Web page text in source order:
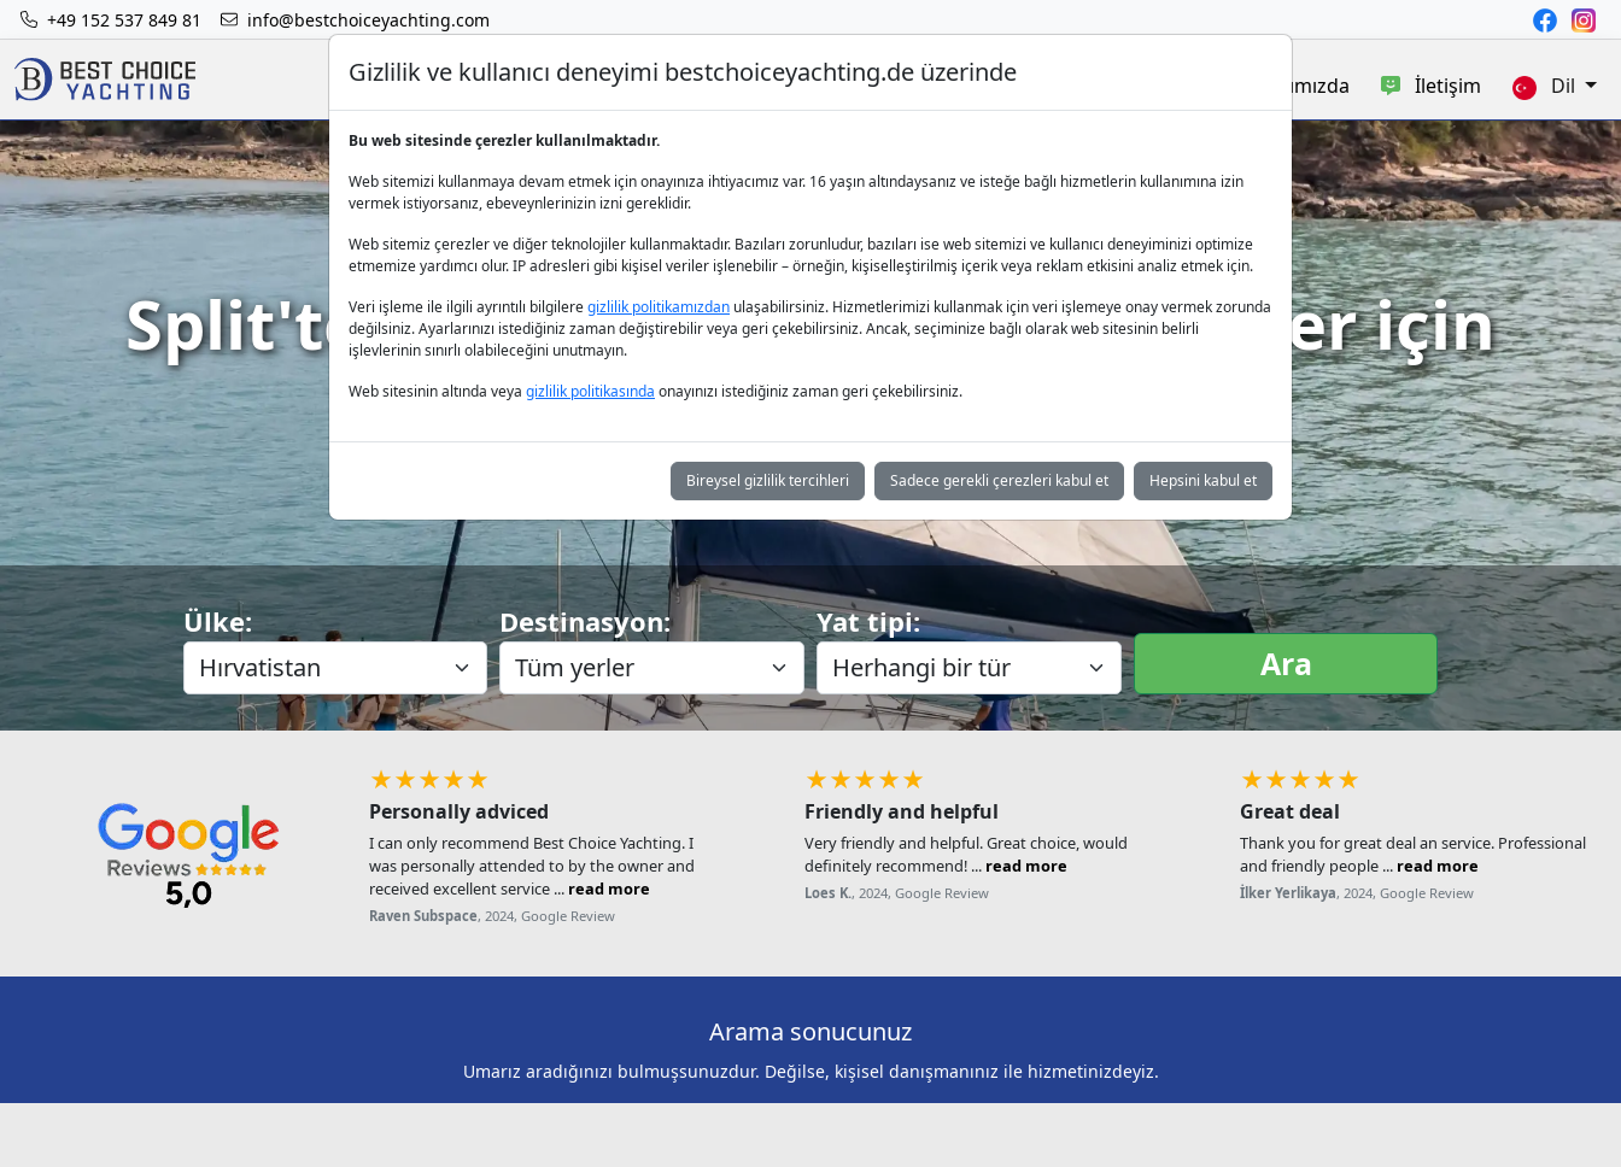
+49 152 537 849 81 info@bestchoiceyachting.com
Lüks Yat Charter Yat Kiralama Hakkımızda İletişim Dil
Split'te Katamaran Kiralama - Aileler için
Mükemmel Seçim
Ülke: Destinasyon: Yat tipi:
Ara
★★★★★
Personally adviced
I can only recommend Best Choice Yachting. I
was personally attended to by the owner and
received excellent service ... read more
Raven Subspace, 2024, Google Review
★★★★★
Friendly and helpful
Very friendly and helpful. Great choice, would
definitely recommend! ... read more
Loes K., 2024, Google Review
★★★★★
Great deal
Thank you for great deal an service. Professional
and friendly people ... read more
İlker Yerlikaya, 2024, Google Review
Arama sonucunuz
Umarız aradığınızı bulmuşsunuzdur. Değilse, kişisel danışmanınız ile hizmetinizdeyiz.
Gizlilik ve kullanıcı deneyimi bestchoiceyachting.de üzerinde
Bu web sitesinde çerezler kullanılmaktadır.
Web sitemizi kullanmaya devam etmek için onayınıza ihtiyacımız var. 16 yaşın altındaysanız ve isteğe bağlı hizmetlerin kullanımına izin
vermek istiyorsanız, ebeveynlerinizin izni gereklidir.
Web sitemiz çerezler ve diğer teknolojiler kullanmaktadır. Bazıları zorunludur, bazıları ise web sitemizi ve kullanıcı deneyiminizi optimize
etmemize yardımcı olur. IP adresleri gibi kişisel veriler işlenebilir – örneğin, kişiselleştirilmiş içerik veya reklam etkisini analiz etmek için.
Veri işleme ile ilgili ayrıntılı bilgileregizlilik politikamızdan ulaşabilirsiniz. Hizmetlerimizi kullanmak için veri işlemeye onay vermek zorunda
değilsiniz. Ayarlarınızı istediğiniz zaman değiştirebilir veya geri çekebilirsiniz. Ancak, seçiminize bağlı olarak web sitesinin belirli
işlevlerinin sınırlı olabileceğini unutmayın.
Web sitesinin altında veya gizlilik politikasında onayınızı istediğiniz zaman geri çekebilirsiniz.
Bireysel gizlilik tercihleri Sadece gerekli çerezleri kabul et Hepsini kabul et